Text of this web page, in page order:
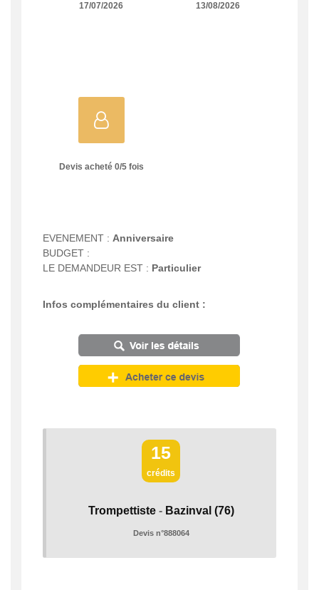
17/07/2026
13/08/2026
Devis acheté 0/5fois
EVENEMENT : Anniversaire
BUDGET :
LE DEMANDEUR EST : Particulier
Infos complémentaires du client :
15
crédits
Trompettiste- Bazinval (76)
Devis n°888064